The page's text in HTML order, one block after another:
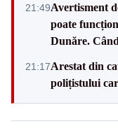
21:49Avertisment
poate
Dunăre.
21:17Arestat din
polițistului